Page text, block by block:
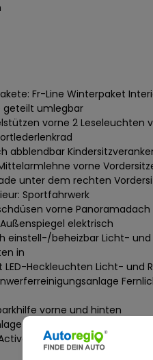
Fr-Line Winterpaket
geteilt umlegbar
vorne 2 Leseleuchten
abblendbar
vorne
unter dem rechten
Sportfahrwerk
vorne
elektrisch
einstell-/beheizbar Licht- und
in
Heckleuchten Licht- und
vorne und hinten
(Tempomat) Seitenairbags
Info Display (digitales